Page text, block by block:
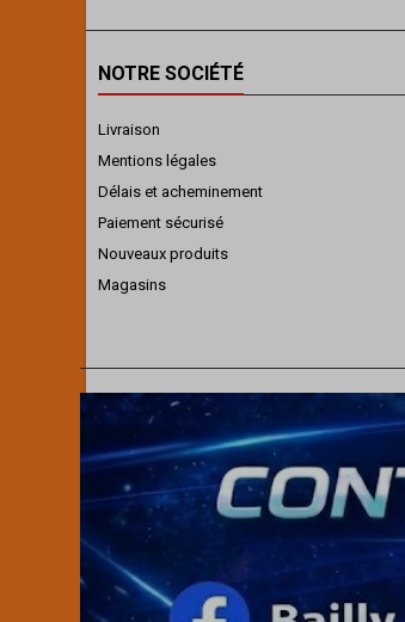
NOTRE SOCIÉTÉ
Livraison
Mentions légales
Délais et acheminement
Paiement sécurisé
Nouveaux produits
Magasins